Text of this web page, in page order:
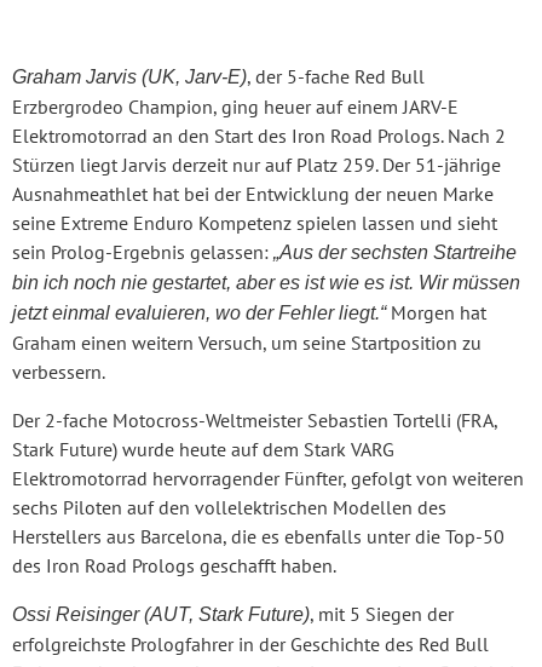
Graham Jarvis (UK, Jarv-E), der 5-fache Red Bull
Erzbergrodeo Champion, ging heuer auf einem JARV-E
Elektromotorrad an den Start des Iron Road Prologs. Nach 2
Stürzen liegt Jarvis derzeit nur auf Platz 259. Der 51-jährige
Ausnahmeathlet hat bei der Entwicklung der neuen Marke
seine Extreme Enduro Kompetenz spielen lassen und sieht
sein Prolog-Ergebnis gelassen: „Aus der sechsten Startreihe
bin ich noch nie gestartet, aber es ist wie es ist. Wir müssen
jetzt einmal evaluieren, wo der Fehler liegt.“Morgen hat
Graham einen weitern Versuch, um seine Startposition zu
verbessern.
Der 2-fache Motocross-Weltmeister Sebastien Tortelli (FRA,
Stark Future) wurde heute auf dem Stark VARG
Elektromotorrad hervorragender Fünfter, gefolgt von weiteren
sechs Piloten auf den vollelektrischen Modellen des
Herstellers aus Barcelona, die es ebenfalls unter die Top-50
des Iron Road Prologs geschafft haben.
Ossi Reisinger (AUT, Stark Future), mit 5 Siegen der
erfolgreichste Prologfahrer in der Geschichte des Red Bull